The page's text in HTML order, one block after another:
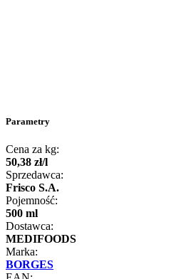
Parametry
Cena za kg:
50,38 zł/l
Sprzedawca:
Frisco S.A.
Pojemność:
500 ml
Dostawca:
MEDIFOODS
Marka:
BORGES